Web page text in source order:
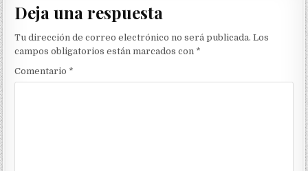
Deja una respuesta
Tu dirección de correo electrónico no será publicada. Los
campos obligatorios están marcados con *
Comentario *